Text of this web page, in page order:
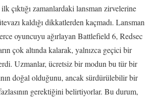
çıktığı zamanlardaki lansman zirvelerine
kaldığı dikkatlerden kaçmadı. Lansman
oyuncuyu ağırlayan Battlefield 6, Redsec
çok altında kalarak, yalnızca geçici bir
Uzmanlar, ücretsiz bir modun bu tür bir
doğal olduğunu, ancak sürdürülebilir bir
gerektiğini belirtiyorlar. Bu durum,